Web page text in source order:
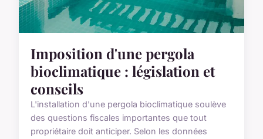
Imposition d'une pergola
bioclimatique : législation et
conseils
L'installation d'une pergola bioclimatique soulève
des questions fiscales importantes que tout
propriétaire doit anticiper. Selon les données